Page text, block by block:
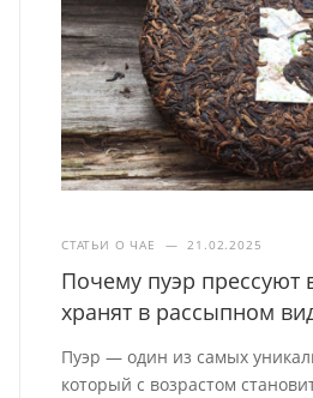
СТАТЬИ О ЧАЕ — 21.02.2025
Почему пуэр прессуют
хранят в рассыпном
Пуэр — один из самых
который с возрастом